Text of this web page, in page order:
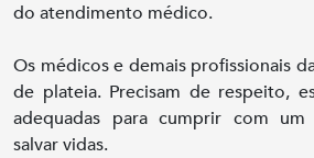
do atendimento médico.
Os médicos e demais profissionais
de plateia. Precisam de respeito,
adequadas para cumprir com um
salvar vidas.